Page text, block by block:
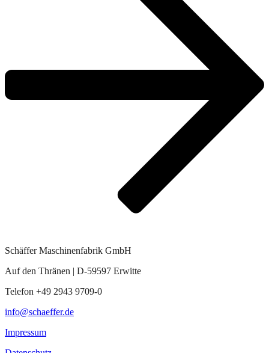
Schäffer Maschinenfabrik GmbH
Auf den Thränen | D-59597 Erwitte
Telefon +49 2943 9709-0
info@schaeffer.de
Impressum